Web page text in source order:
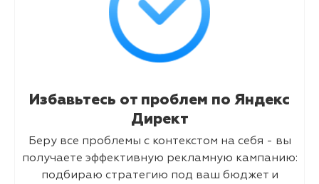
Избавьтесь от проблем по Яндекс
Директ
Беру все проблемы с контекстом на себя - вы
получаете эффективную рекламную кампанию:
подбираю стратегию под ваш бюджет и